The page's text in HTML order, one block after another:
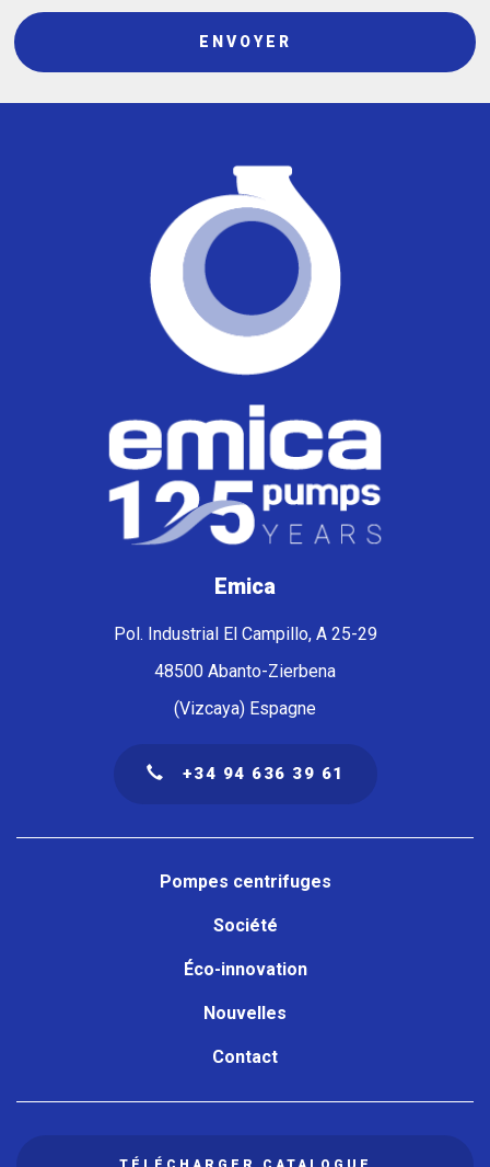
ENVOYER
Emica
Pol. Industrial El Campillo, A 25-29
48500 Abanto-Zierbena
(Vizcaya) Espagne
+34 94 636 39 61
Pompes centrifuges
Société
Éco-innovation
Nouvelles
Contact